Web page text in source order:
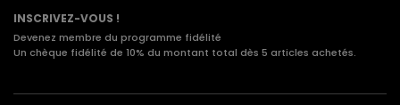
INSCRIVEZ-VOUS !
Devenez membre du programme fidélité
Un chèque fidélité de 10% du montant total dès 5 articles achetés.